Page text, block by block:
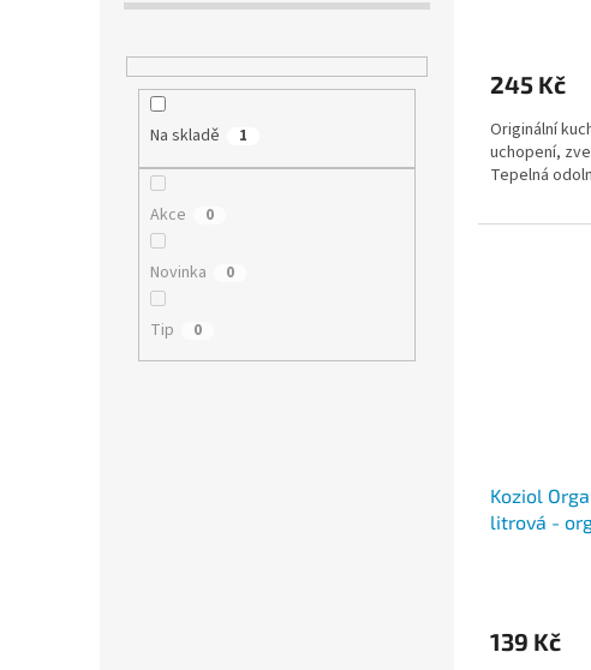
Na skladě 1
Akce 0
Novinka 0
Tip 0
245 Kč
Originální
uchopení,
Tepelná
Koziol
litrová -
139 Kč